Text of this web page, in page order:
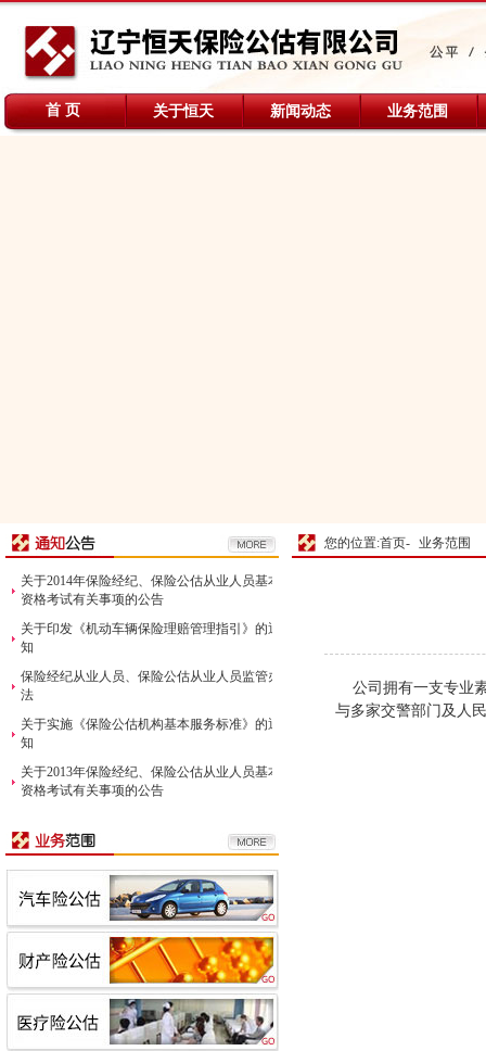
首 页 关于恒天 新闻动态 业务范围
关于2014年保险经纪、保险公估从业人员基本
资格考试有关事项的公告
关于印发《机动车辆保险理赔管理指引》的通
知
保险经纪从业人员、保险公估从业人员监管办
法
关于实施《保险公估机构基本服务标准》的通
知
关于2013年保险经纪、保险公估从业人员基本
资格考试有关事项的公告
您的位置:首页- 业务范围
公司拥有一支专业
与多家交警部门及人